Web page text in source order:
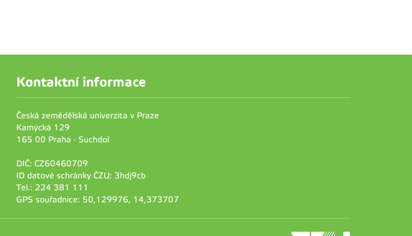
Kontaktní informace
Česká zemědělská univerzita v Praze
Kamýcká 129
165 00 Praha - Suchdol
DIČ: CZ60460709
ID datové schránky ČZU: 3hdj9cb
Tel.: 224 381 111
GPS souřadnice: 50,129976, 14,373707